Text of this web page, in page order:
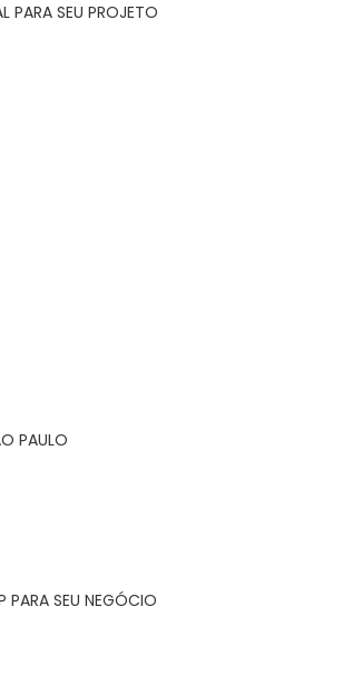
PARA SEU PROJETO
PAULO
PARA SEU NEGÓCIO